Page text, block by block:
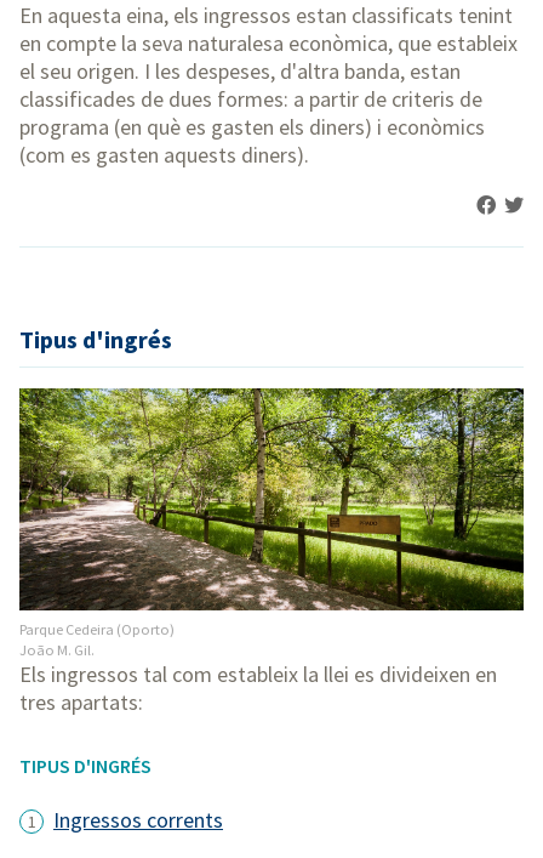
En aquesta eina, els ingressos estan classificats tenint
en compte la seva naturalesa econòmica, que estableix
el seu origen. I les despeses, d'altra banda, estan
classificades de dues formes: a partir de criteris de
programa (en què es gasten els diners) i econòmics
(com es gasten aquests diners).
Tipus d'ingrés
Parque Cedeira (Oporto)
João M. Gil.
Els ingressos tal com estableix la llei es divideixen en
tres apartats:
TIPUS D'INGRÉS
Ingressos corrents